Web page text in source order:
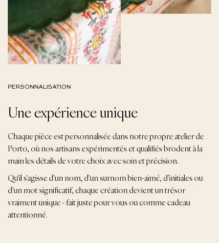
PERSONNALISATION
Une expérience unique
Chaque pièce est personnalisée dans notre propre atelier de
Porto, où nos artisans expérimentés et qualifiés brodent à la
main les détails de votre choix avec soin et précision.
Qu'il s'agisse d'un nom, d'un surnom bien-aimé, d'initiales ou
d'un mot significatif, chaque création devient un trésor
vraiment unique - fait juste pour vous ou comme cadeau
attentionné.